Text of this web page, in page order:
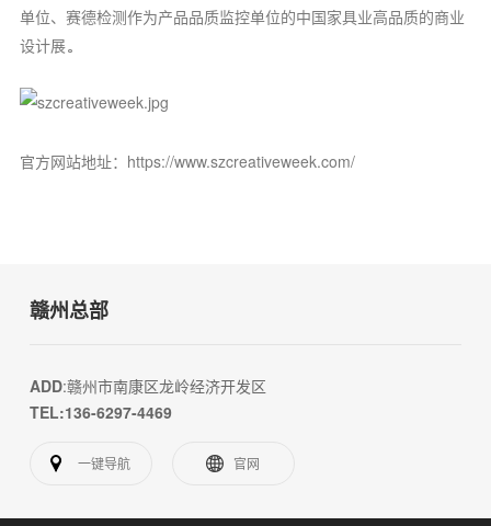
单位、赛德检测作为产品品质监控单位的中国家具业高品质的商业
设计展。
官方网站地址：https://www.szcreativeweek.com/
赣州总部
ADD:赣州市南康区龙岭经济开发区
TEL:136-6297-4469
一键导航 官网